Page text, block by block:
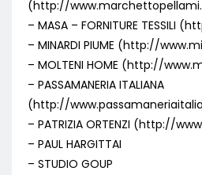
(http://
– MASA – FORNITURE TESSILI
– MINARDI PIUME (http://
– MOLTENI HOME (http://
– PASSAMANERIA ITALIANA
(http://
– PATRIZIA ORTENZI (http://
– PAUL HARGITTAI
– STUDIO GOUP